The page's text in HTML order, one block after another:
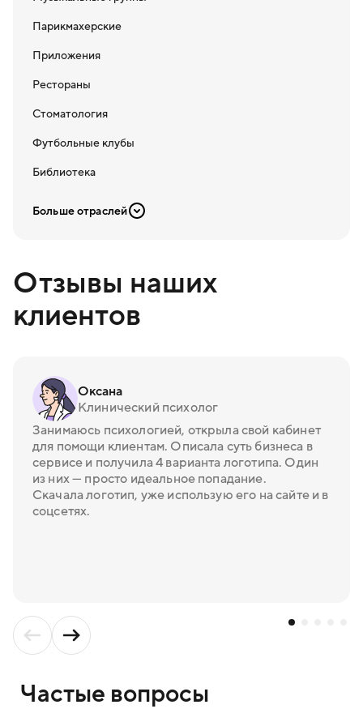
Парикмахерские
Приложения
Рестораны
Стоматология
Футбольные клубы
Библиотека
Больше отраслей
Отзывы наших
клиентов
Оксана
Клинический психолог
Занимаюсь психологией, открыла свой кабинет
для помощи клиентам. Описала суть бизнеса в
сервисе и получила 4 варианта логотипа. Один
из них — просто идеальное попадание.
Скачала логотип, уже использую его на сайте и в
соцсетях.
Частые вопросы